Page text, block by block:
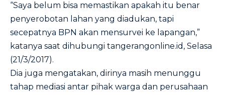
“Saya belum bisa memastikan apakah itu benar
penyerobotan lahan yang diadukan, tapi
secepatnya BPN akan mensurvei ke lapangan,”
katanya saat dihubungi tangerangonline.id , Selasa
(21/3/2017).
Dia juga mengatakan, dirinya masih menunggu
tahap mediasi antar pihak warga dan perusahaan